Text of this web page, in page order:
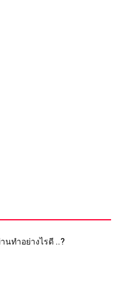
นทำอย่างไรดี ..?